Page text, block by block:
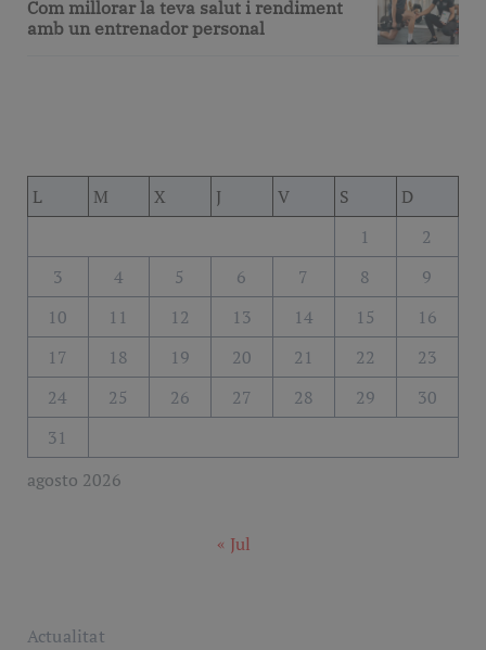
Com millorar la teva salut i rendiment
amb un entrenador personal
agosto 2026
L M X J V S
D
1
2
3
4 5 6 7 8
9
10
11 12 13 14 15
16
17
18 19 20 21 22
23
24
25 26 27 28 29
30
31
« Jul
Actualitat